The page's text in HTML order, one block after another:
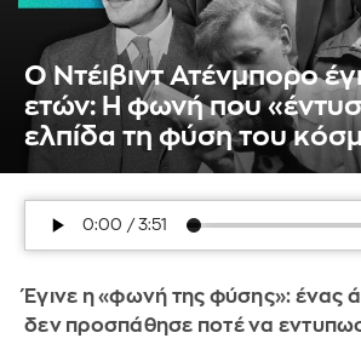
Ο Ντέιβιντ Ατένμπορο
ετών: Η φωνή που
ελπίδα τη φύση του
Έγινε η «φωνή της φύσης»: ένας
δεν προσπάθησε ποτέ να